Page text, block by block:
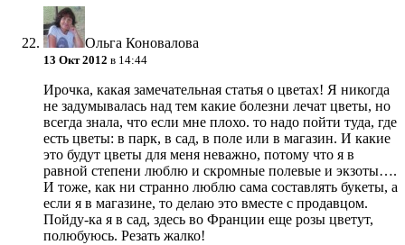
Ольга Коновалова
13 Окт 2012 в 14:44
Ирочка, какая замечательная статья о цветах! Я никогда
не задумывалась над тем какие болезни лечат цветы, но
всегда знала, что если мне плохо. то надо пойти туда, где
есть цветы: в парк, в сад, в поле или в магазин. И какие
это будут цветы для меня неважно, потому что я в
равной степени люблю и скромные полевые и экзоты….
И тоже, как ни странно люблю сама составлять букеты, а
если я в магазине, то делаю это вместе с продавцом.
Пойду-ка я в сад, здесь во Франции еще розы цветут,
полюбуюсь. Резать жалко!